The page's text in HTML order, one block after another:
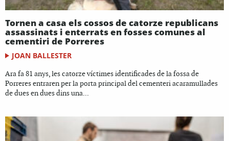
Tornen a casa els cossos de catorze republicans
assassinats i enterrats en fosses comunes al
cementiri de Porreres
JOAN BALLESTER
Ara fa 81 anys, les catorze víctimes identificades de la fossa de
Porreres entraren per la porta principal del cementeri acaramullades
de dues en dues dins una...